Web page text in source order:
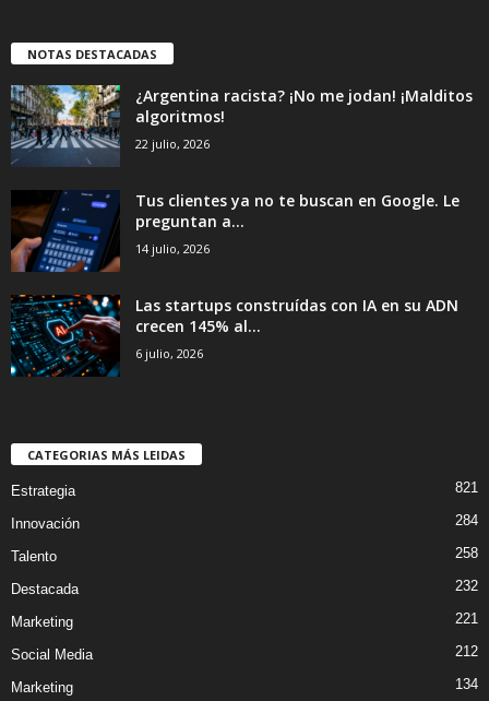
NOTAS DESTACADAS
¿Argentina racista? ¡No me jodan! ¡Malditos
algoritmos!
22 julio, 2026
Tus clientes ya no te buscan en Google. Le
preguntan a...
14 julio, 2026
Las startups construídas con IA en su ADN
crecen 145% al...
6 julio, 2026
CATEGORIAS MÁS LEIDAS
Estrategia 821
Innovación 284
Talento 258
Destacada 232
Marketing 221
Social Media 212
Marketing 134